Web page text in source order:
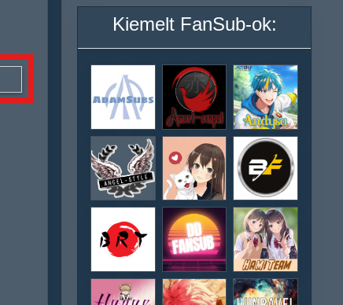
Kiemelt FanSub-ok: